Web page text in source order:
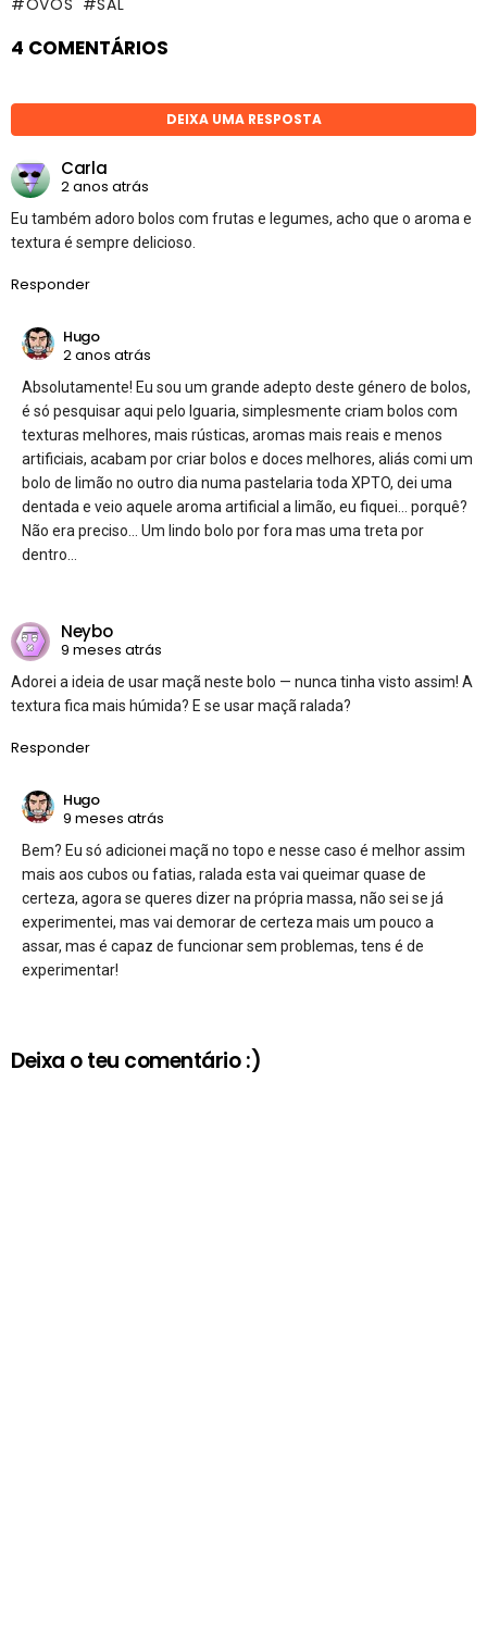
OVOS SAL
4 COMENTÁRIOS
DEIXA UMA RESPOSTA
Carla
2 anos atrás
Eu também adoro bolos com frutas e legumes, acho que o aroma e
textura é sempre delicioso.
Responder
Hugo
2 anos atrás
Absolutamente! Eu sou um grande adepto deste género de bolos,
é só pesquisar aqui pelo Iguaria, simplesmente criam bolos com
texturas melhores, mais rústicas, aromas mais reais e menos
artificiais, acabam por criar bolos e doces melhores, aliás comi um
bolo de limão no outro dia numa pastelaria toda XPTO, dei uma
dentada e veio aquele aroma artificial a limão, eu fiquei… porquê?
Não era preciso… Um lindo bolo por fora mas uma treta por
dentro…
Neybo
9 meses atrás
Adorei a ideia de usar maçã neste bolo — nunca tinha visto assim! A
textura fica mais húmida? E se usar maçã ralada?
Responder
Hugo
9 meses atrás
Bem? Eu só adicionei maçã no topo e nesse caso é melhor assim
mais aos cubos ou fatias, ralada esta vai queimar quase de
certeza, agora se queres dizer na própria massa, não sei se já
experimentei, mas vai demorar de certeza mais um pouco a
assar, mas é capaz de funcionar sem problemas, tens é de
experimentar!
Deixa o teu comentário :)